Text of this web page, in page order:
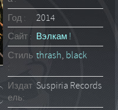
Год :
2014
Сайт : Вэлкам !
Стиль
:
thrash, black
Издат
ель:
Suspiria Records